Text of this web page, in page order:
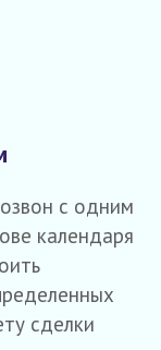
с одним
календаря
сделки